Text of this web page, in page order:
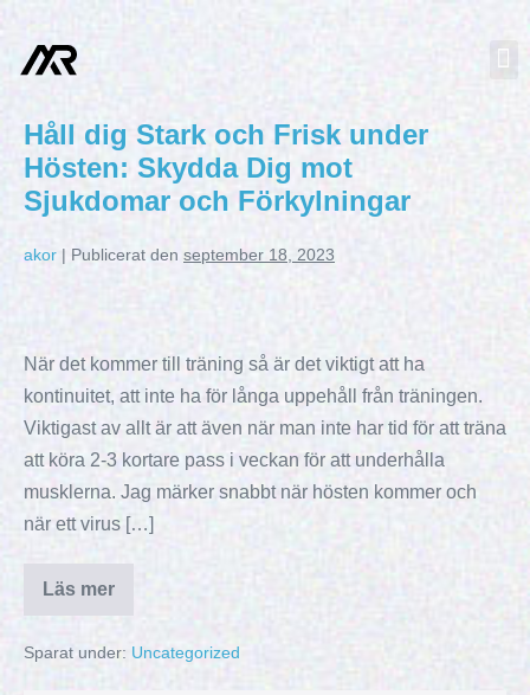
Håll dig Stark och Frisk under
Hösten: Skydda Dig mot
Sjukdomar och Förkylningar
akor | Publicerat den september 18, 2023
När det kommer till träning så är det viktigt att ha
kontinuitet, att inte ha för långa uppehåll från träningen.
Viktigast av allt är att även när man inte har tid för att träna
att köra 2-3 kortare pass i veckan för att underhålla
musklerna. Jag märker snabbt när hösten kommer och
när ett virus […]
Läs mer
Sparat under: Uncategorized